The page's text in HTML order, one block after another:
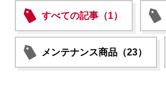
すべての記事（1）
メンテナンス商品（23）